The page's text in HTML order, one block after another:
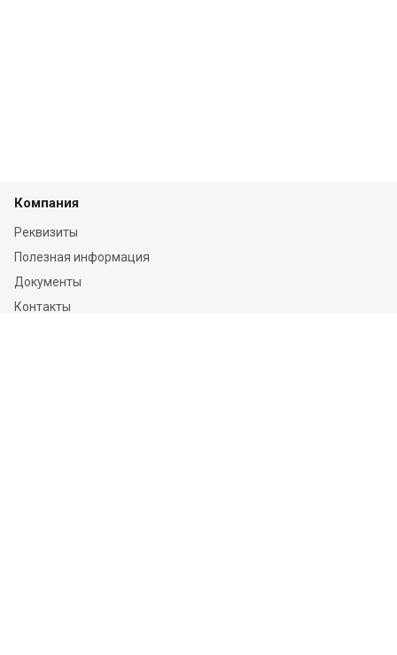
Компания
Реквизиты
Полезная информация
Документы
Контакты